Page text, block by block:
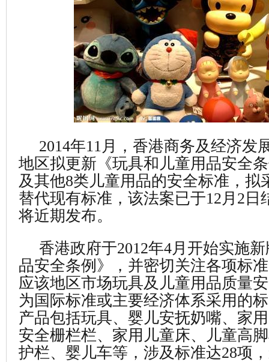
2014年11月，香港商务及经济发
地区拟更新《玩具和儿童用品安全
及其他8类儿童用品的安全标准，拟
替代现有标准，该法案已于12月2日
将近期发布。
香港政府于2012年4月开始实施新
品安全条例》，并密切关注各项标
应该地区市场玩具及儿童用品质量
为国际标准或主要经济体系采用的
产品包括玩具、婴儿安抚奶嘴、家
安全栅栏栏、家用儿童床、儿童高
护栏、婴儿车等，涉及标准达28项